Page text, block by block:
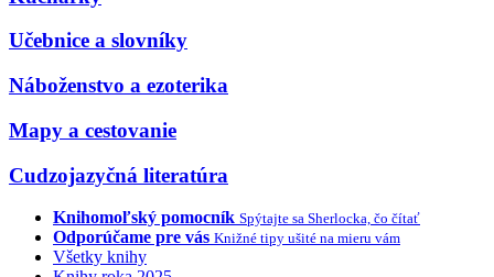
Učebnice a slovníky
Náboženstvo a ezoterika
Mapy a cestovanie
Cudzojazyčná literatúra
Knihomoľský pomocník Spýtajte sa Sherlocka, čo čítať
Odporúčame pre vás Knižné tipy ušité na mieru vám
Všetky knihy